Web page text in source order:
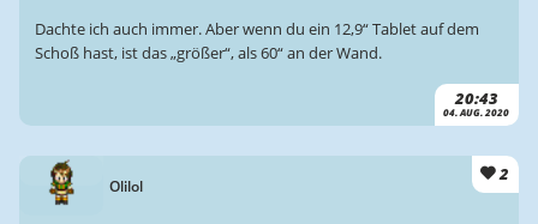
20:43
04. AUG. 2020
Dachte ich auch immer. Aber wenn du ein 12,9“ Tablet auf dem
Schoß hast, ist das „größer“, als 60“ an der Wand.
Olilol
2